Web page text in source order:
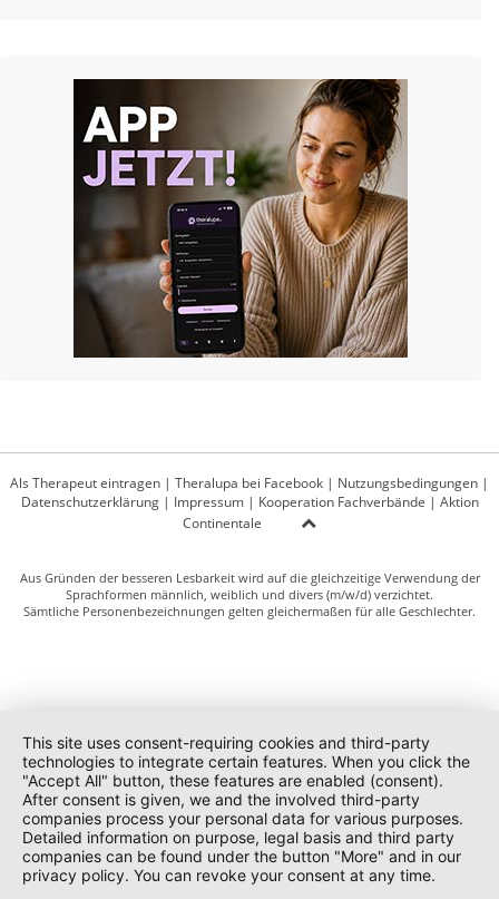
Als Therapeut eintragen | Theralupa bei Facebook | Nutzungsbedingungen |
Datenschutzerklärung| Impressum| Kooperation Fachverbände | Aktion
Continentale
Aus Gründen der besseren Lesbarkeit wird auf die gleichzeitige Verwendung der
Sprachformen männlich, weiblich und divers (m/w/d) verzichtet.
Sämtliche Personenbezeichnungen gelten gleichermaßen für alle Geschlechter.
This site uses consent-requiring cookies and third-party
technologies to integrate certain features. When you click the
"Accept All" button, these features are enabled (consent).
After consent is given, we and the involved third-party
companies process your personal data for various purposes.
Detailed information on purpose, legal basis and third party
companies can be found under the button "More" and in our
privacy policy. You can revoke your consent at any time.